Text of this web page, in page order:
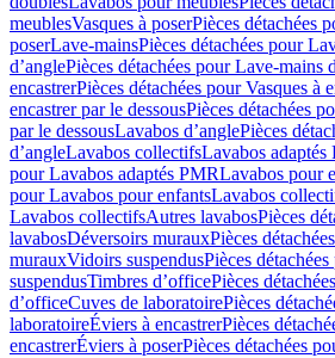
meublesVasques à poserPièces détachées
poserLave-mainsPièces détachées pour
d’anglePièces détachées pour Lave-mains
encastrerPièces détachées pour Vasques à
encastrer par le dessousPièces détachées
par le dessousLavabos d’anglePièces
d’angleLavabos collectifsLavabos adaptés
pour Lavabos adaptés PMRLavabos pour
pour Lavabos pour enfantsLavabos
Lavabos collectifsAutres lavabosPièces
lavabosDéversoirs murauxPièces
murauxVidoirs suspendusPièces
suspendusTimbres dʼofficePièces
dʼofficeCuves de laboratoirePièces
laboratoireÉviers à encastrerPièces
encastrerÉviers à poserPièces détachées